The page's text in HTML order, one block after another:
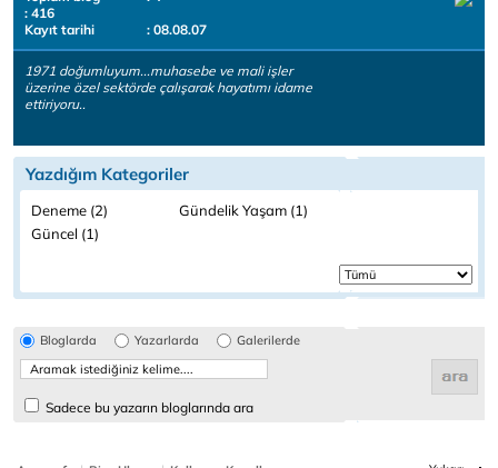
: 416
Kayıt tarihi
: 08.08.07
1971 doğumluyum...muhasebe ve mali işler
üzerine özel sektörde çalışarak hayatımı idame
ettiriyoru..
Yazdığım Kategoriler
Deneme (2)
Gündelik Yaşam (1)
Güncel (1)
Bloglarda Yazarlarda Galerilerde
Sadece bu yazarın bloglarında ara